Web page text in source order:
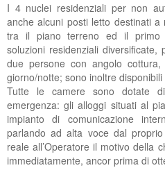
I 4 nuclei residenziali per non
anche alcuni posti letto destinati
tra il piano terreno ed il primo
soluzioni residenziali
due persone con angolo
giorno/notte; sono inoltre
Tutte le camere sono dotate
emergenza: gli alloggi situati al
impianto di comunicazione
parlando ad alta voce dal
reale all’Operatore il motivo della
immediatamente, ancor prima di